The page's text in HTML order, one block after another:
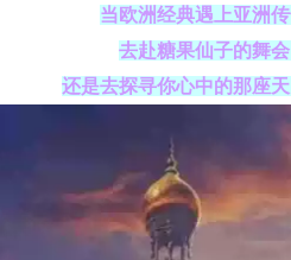
当欧洲经典遇上亚洲
去赴糖果仙子的舞
还是去探寻你心中的那座